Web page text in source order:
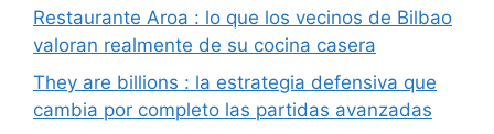
Restaurante Aroa : lo que los vecinos de Bilbao
valoran realmente de su cocina casera
They are billions : la estrategia defensiva que
cambia por completo las partidas avanzadas